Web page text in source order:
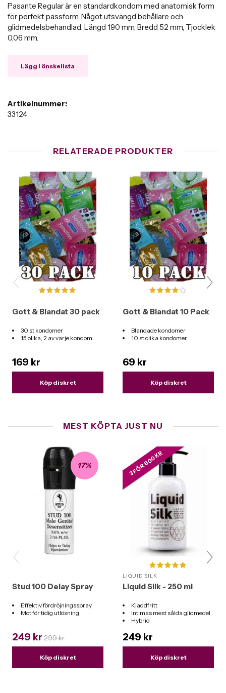
Pasante Regular är en standardkondom med anatomisk form
för perfekt passform. Något utsvängd behållare och
glidmedelsbehandlad. Längd 190 mm, Bredd 52 mm, Tjocklek
0,06 mm.
Lägg i önskelista
Artikelnummer:
33124
RELATERADE PRODUKTER
Gott & Blandat 30 pack
30 st kondomer
15 olika, 2 av varje kondom
169 kr
Köp diskret
Gott & Blandat 10 Pack
Blandade kondomer
10 st olika kondomer
69 kr
Köp diskret
MEST KÖPTA JUST NU
17%
Stud 100 Delay Spray
Effektiv fördröjningsspray
Mot för tidig utlösning
249 kr 299 kr
Köp diskret
3 FÖR 600 KR
LIQUID SILK
Liquid Silk - 250 ml
Kladdfritt
Intimas mest sålda glidmedel
Hybrid
249 kr
Köp diskret